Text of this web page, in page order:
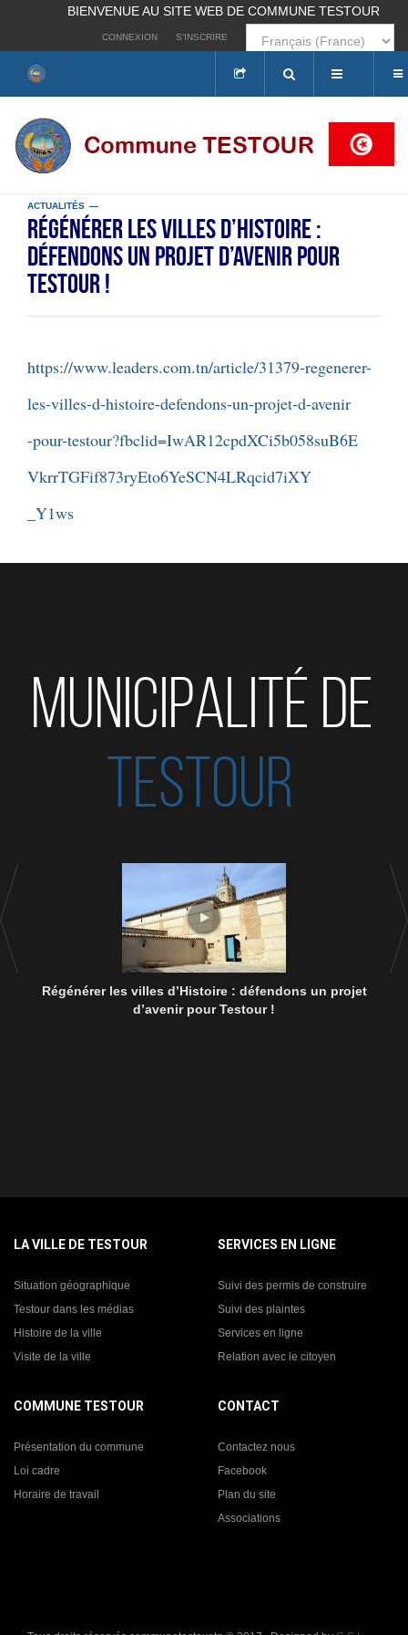
BIENVENUE AU SITE WEB DE COMMUNE TESTOUR
CONNEXION S’INSCRIRE
Rechercher
ACTUALITÉS
Régénérer les villes d’Histoire :
défendons un projet d’avenir pour
Testour !
https://www.leaders.com.tn/article/31379-regenerer-
les-villes-d-histoire-defendons-un-projet-d-avenir
-pour-testour?fbclid=IwAR12cpdXCi5b058suB6E
VkrrTGFif873ryEto6YeSCN4LRqcid7iXY
_Y1ws
MUNICIPALITÉ DE
TESTOUR
Régénérer les villes d’Histoire : défendons un projet
d’avenir pour Testour !
LA VILLE DE TESTOUR
Situation géographique
Testour dans les médias
Histoire de la ville
Visite de la ville
SERVICES EN LIGNE
Suivi des permis de construire
Suivi des plaintes
Services en ligne
Relation avec le citoyen
COMMUNE TESTOUR
Présentation du commune
Loi cadre
Horaire de travail
CONTACT
Contactez nous
Facebook
Plan du site
Associations